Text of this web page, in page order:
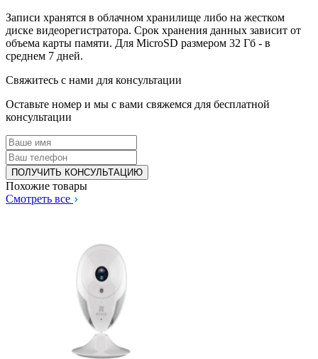
Записи хранятся в облачном хранилище либо на жестком
диске видеорегистратора. Срок хранения данных зависит от
объема карты памяти. Для MicroSD размером 32 Гб - в
среднем 7 дней.
Свяжитесь с нами для консультации
Оставьте номер и мы с вами свяжемся для бесплатной
консультации
Похожие товары
Смотреть все